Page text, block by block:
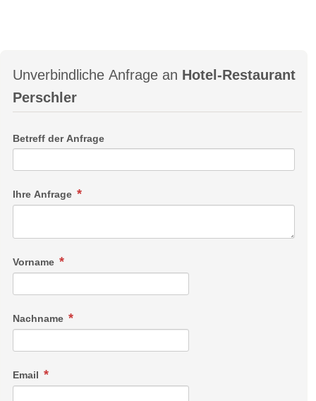
Unverbindliche Anfrage an Hotel-Restaurant
Perschler
Betreff der Anfrage
Ihre Anfrage
Vorname
Nachname
Email